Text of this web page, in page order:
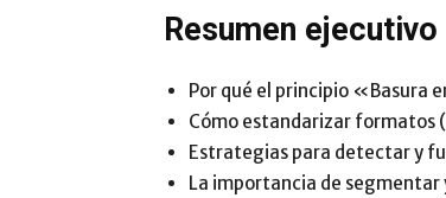
Resumen ejecutivo
Por qué el principio «Basura
Cómo estandarizar formatos
Estrategias para detectar y
La importancia de segmentar